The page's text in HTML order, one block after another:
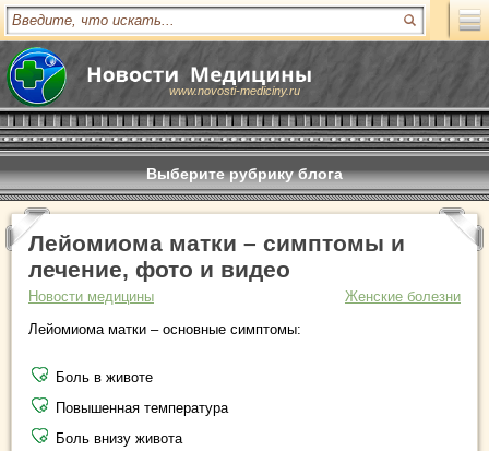
www.novosti-mediciny.ru
Выберите рубрику блога
Лейомиома матки – симптомы и
лечение, фото и видео
Новости медицины
Женские болезни
Лейомиома матки – основные симптомы:
Боль в животе
Повышенная температура
Боль внизу живота